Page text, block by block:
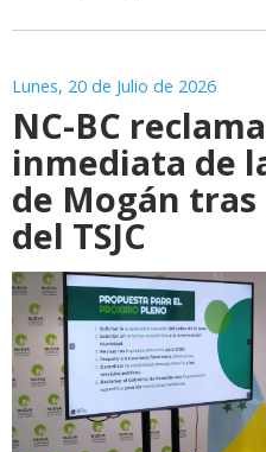
Lunes, 20 de Julio de 2026
NC-BC
inmediata de
de Mogán
del TSJC